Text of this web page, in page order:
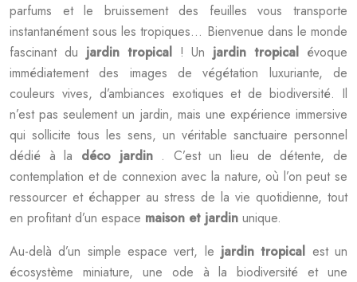
parfums et le bruissement des feuilles vous transporte
instantanément sous les tropiques… Bienvenue dans le monde
fascinant du jardin tropical ! Un jardin tropical évoque
immédiatement des images de végétation luxuriante, de
couleurs vives, d’ambiances exotiques et de biodiversité. Il
n’est pas seulement un jardin, mais une expérience immersive
qui sollicite tous les sens, un véritable sanctuaire personnel
dédié à la déco jardin . C’est un lieu de détente, de
contemplation et de connexion avec la nature, où l’on peut se
ressourcer et échapper au stress de la vie quotidienne, tout
en profitant d’un espace maison et jardin unique.
Au-delà d’un simple espace vert, le jardin tropical est un
écosystème miniature, une ode à la biodiversité et une